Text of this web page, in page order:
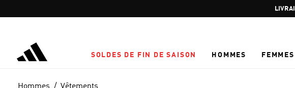
SOLDES DE FIN DE SAISON HOMMES FEMMES